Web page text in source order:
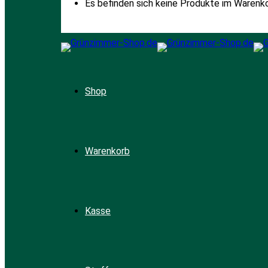
Es befinden sich keine Produkte im
Shop
Warenkorb
Kasse